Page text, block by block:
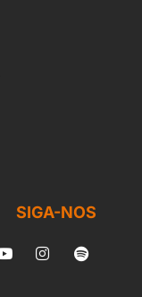
SIGA-NOS